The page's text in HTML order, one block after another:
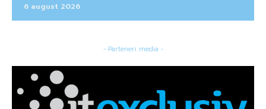
6 august 2026
- Parteneri media -